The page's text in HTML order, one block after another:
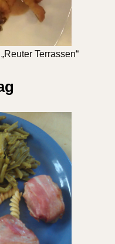
Terrassen“